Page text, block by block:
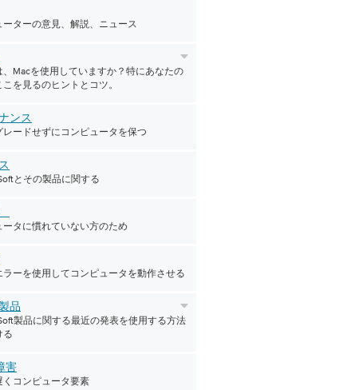
ーターの意見、解説、ニュース
、Macを使用していますか？特にあなたの
を見るのヒントとコツ。
ンス
レードせずにコンピュータを保つ
とその製品に関する
ータに慣れていない方のため
ラーを使用してコンピュータを動作させる
品
製品に関する最近の発表を使用する方法
る
害
くコンピュータ要素